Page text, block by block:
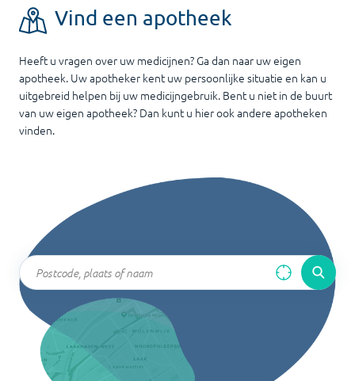
Vind een apotheek
Heeft u vragen over uw medicijnen? Ga dan naar uw eigen
apotheek. Uw apotheker kent uw persoonlijke situatie en kan u
uitgebreid helpen bij uw medicijngebruik. Bent u niet in de buurt
van uw eigen apotheek? Dan kunt u hier ook andere apotheken
vinden.